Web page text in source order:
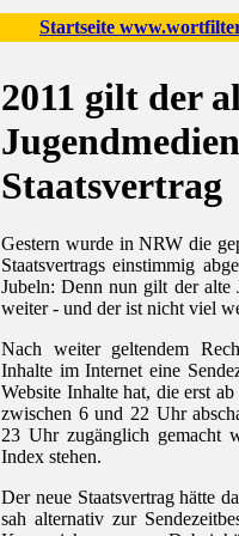
Startseite
2011 gilt der
Staatsvertrag
Gestern wurde in NRW die
Staatsvertrags einstimmig
Jubeln: Denn nun gilt der alte
weiter - und der ist nicht viel
Nach weiter geltendem
Inhalte im Internet eine
Website Inhalte hat, die erst
zwischen 6 und 22 Uhr
23 Uhr zugänglich gemacht
Index stehen.
Der neue Staatsvertrag hätte
sah alternativ zur